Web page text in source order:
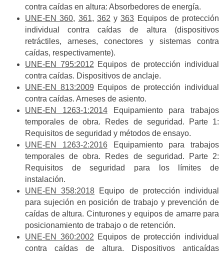
contra caídas en altura: Absorbedores de energía.
UNE-EN 360, 361, 362 y363 Equipos de protección
individual contra caídas de altura (dispositivos
retráctiles, arneses, conectores y sistemas contra
caídas, respectivamente).
UNE-EN 795:2012 Equipos de protección individual
contra caídas. Dispositivos de anclaje.
UNE-EN 813:2009 Equipos de protección individual
contra caídas. Arneses de asiento.
UNE-EN 1263-1:2014Equipamiento para trabajos
temporales de obra. Redes de seguridad. Parte 1:
Requisitos de seguridad y métodos de ensayo.
UNE-EN 1263-2:2016Equipamiento para trabajos
temporales de obra. Redes de seguridad. Parte 2:
Requisitos de seguridad para los límites de
instalación.
UNE-EN 358:2018 Equipo de protección individual
para sujeción en posición de trabajo y prevención de
caídas de altura. Cinturones y equipos de amarre para
posicionamiento de trabajo o de retención.
UNE-EN 360:2002 Equipos de protección individual
contra caídas de altura. Dispositivos anticaídas